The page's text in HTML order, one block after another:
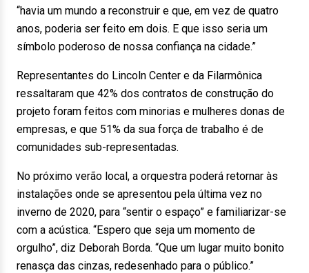
“havia um mundo a reconstruir e que, em vez de quatro
anos, poderia ser feito em dois. E que isso seria um
símbolo poderoso de nossa confiança na cidade.”
Representantes do Lincoln Center e da Filarmônica
ressaltaram que 42% dos contratos de construção do
projeto foram feitos com minorias e mulheres donas de
empresas, e que 51% da sua força de trabalho é de
comunidades sub-representadas.
No próximo verão local, a orquestra poderá retornar às
instalações onde se apresentou pela última vez no
inverno de 2020, para “sentir o espaço” e familiarizar-se
com a acústica. “Espero que seja um momento de
orgulho”, diz Deborah Borda. “Que um lugar muito bonito
renasça das cinzas, redesenhado para o público.”